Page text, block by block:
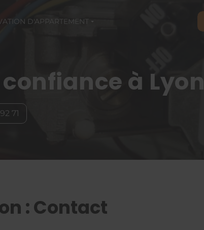
à Lyon
71
D'APPARTEMENT
: Contact